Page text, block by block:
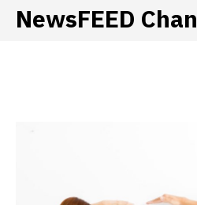
NewsFEED